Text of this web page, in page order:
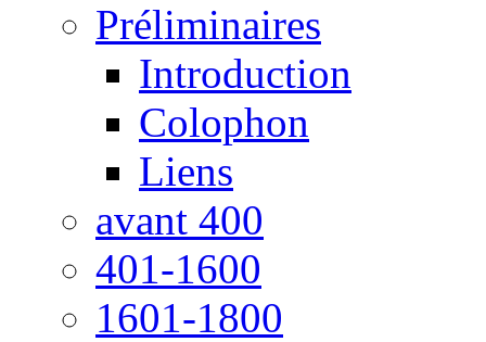
Préliminaires
Introduction
Colophon
Liens
avant 400
401-1600
1601-1800